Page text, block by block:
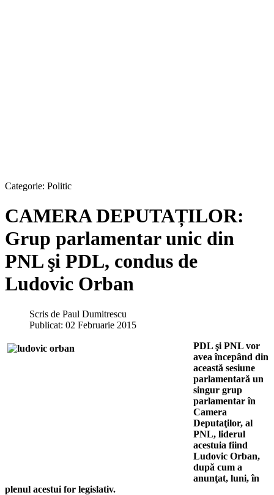
Categorie: Politic
CAMERA DEPUTAȚILOR:
Grup parlamentar unic din
PNL şi PDL, condus de
Ludovic Orban
Scris de Paul Dumitrescu
Publicat: 02 Februarie 2015
PDL şi PNL vor
avea începând din
această sesiune
parlamentară un
singur grup
parlamentar în
Camera
Deputaţilor, al
PNL, liderul
acestuia fiind
Ludovic Orban,
după cum a
anunţat, luni, în
plenul acestui for legislativ.